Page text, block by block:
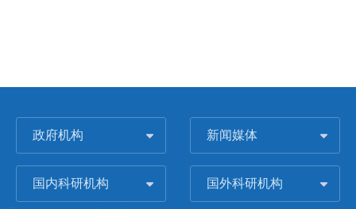
政府机构 新闻媒体
国内科研机构 国外科研机构